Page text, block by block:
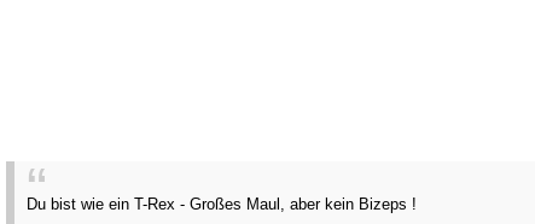
Du bist wie ein T-Rex - Großes Maul, aber kein Bizeps !